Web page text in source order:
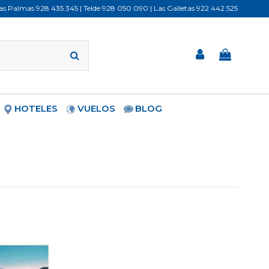
Palmas 928 435 345 | Telde 928 050 090 | Las Galletas 922 442 525
HOTELES VUELOS BLOG